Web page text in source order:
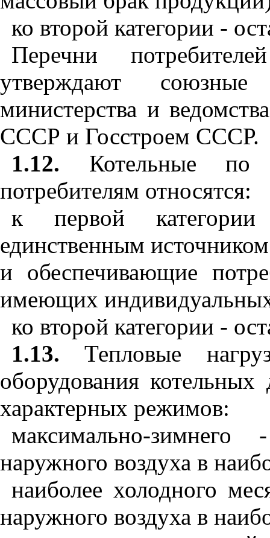
ко второй категории -
Перечни
утверждают союзные
министерства и
СССР и Госстроем СССР.
1.12.
Котельные по
потребителям относятся:
к первой
единственным
и обеспечивающие
имеющих
ко второй категории -
1.13. Тепловые
оборудования
характерных режимов:
максимально-
наружного воздуха в
наиболее холодного
наружного воздуха в